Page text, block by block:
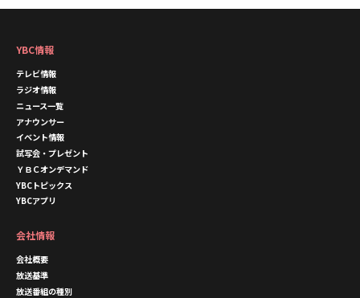
YBC情報
テレビ情報
ラジオ情報
ニュース一覧
アナウンサー
イベント情報
試写会・プレゼント
ＹＢＣオンデマンド
YBCトピックス
YBCアプリ
会社情報
会社概要
放送基準
放送番組の種別